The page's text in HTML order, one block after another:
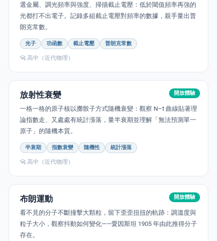
選金屬、調光頻率與強度、掃描截止電壓：低於閾值頻率再強的
光都打不出電子。記錄多組截止電壓對頻率的數據，親手量出普
朗克常數。
光子 功函數 截止電壓 普朗克常數
高中（近代物理）
開放體驗
放射性衰變
一格一格的原子核以擲骰子方式隨機衰變：觀察 N–t 曲線貼著理
論指數走、又處處有統計漲落，量半衰期並理解「無法預測單一
原子」的隨機本質。
半衰期 指數衰變 隨機性 統計漲落
高中（近代物理）
開放體驗
布朗運動
看不見的分子不斷撞擊大顆粒，留下歪歪扭扭的軌跡：調溫度與
粒子大小，觀察抖動如何變化——愛因斯坦 1905 年由此推得分子
存在。